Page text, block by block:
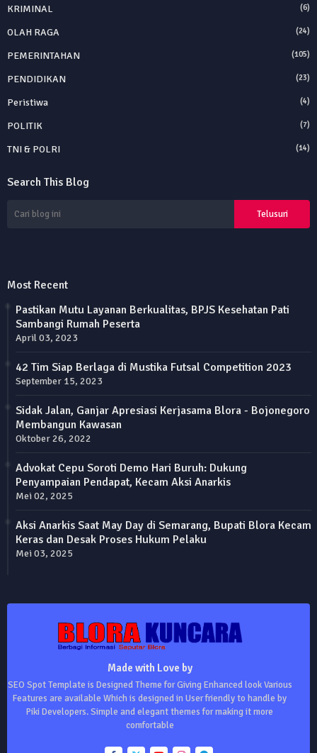
KRIMINAL (6)
OLAH RAGA (24)
PEMERINTAHAN (105)
PENDIDIKAN (23)
Peristiwa (4)
POLITIK (7)
TNI & POLRI (14)
Search This Blog
Most Recent
Pastikan Mutu Layanan Berkualitas, BPJS Kesehatan Pati
Sambangi Rumah Peserta
April 03, 2023
42 Tim Siap Berlaga di Mustika Futsal Competition 2023
September 15, 2023
Sidak Jalan, Ganjar Apresiasi Kerjasama Blora - Bojonegoro
Membangun Kawasan
Oktober 26, 2022
Advokat Cepu Soroti Demo Hari Buruh: Dukung
Penyampaian Pendapat, Kecam Aksi Anarkis
Mei 02, 2025
Aksi Anarkis Saat May Day di Semarang, Bupati Blora Kecam
Keras dan Desak Proses Hukum Pelaku
Mei 03, 2025
Made with Love by
SEO Spot Template is Designed Theme for Giving Enhanced look Various
Features are available Which is designed in User friendly to handle by
Piki Developers. Simple and elegant themes for making it more
comfortable